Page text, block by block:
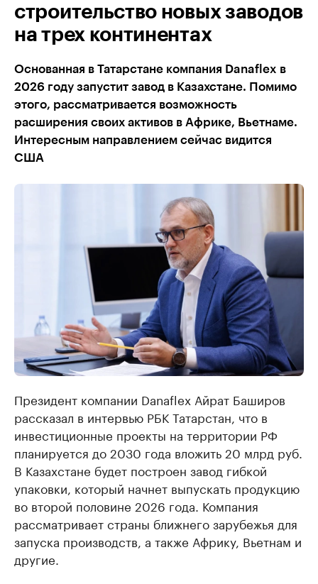
строительство новых заводов
на трех континентах
Основанная в Татарстане компания Danaflex в
2026 году запустит завод в Казахстане. Помимо
этого, рассматриваетcя возможность
расширения своих активов в Африке, Вьетнаме.
Интересным направлением сейчас видится
США
Президент компании Danaflex Айрат Баширов
рассказал в интервью РБК Татарстан, что в
инвестиционные проекты на территории РФ
планируется до 2030 года вложить 20 млрд руб.
В Казахстане будет построен завод гибкой
упаковки, который начнет выпускать продукцию
во второй половине 2026 года. Компания
рассматривает страны ближнего зарубежья для
запуска производств, а также Африку, Вьетнам и
другие.